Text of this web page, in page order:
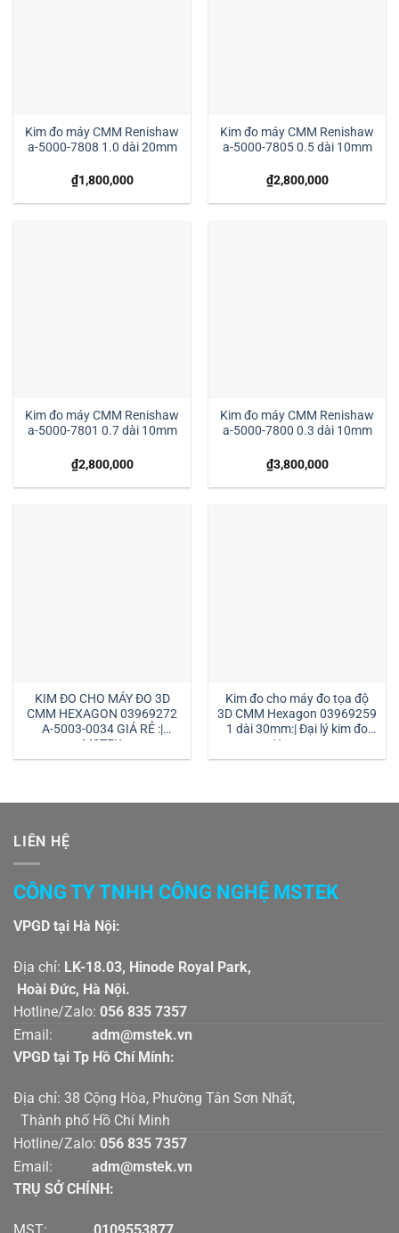
Kim đo máy CMM Renishaw
a-5000-7808 1.0 dài 20mm
₫1,800,000
Kim đo máy CMM Renishaw
a-5000-7805 0.5 dài 10mm
₫2,800,000
Kim đo máy CMM Renishaw
a-5000-7801 0.7 dài 10mm
₫2,800,000
Kim đo máy CMM Renishaw
a-5000-7800 0.3 dài 10mm
₫3,800,000
KIM ĐO CHO MÁY ĐO 3D
CMM HEXAGON 03969272
A-5003-0034 GIÁ RẺ :|
MSTEK
Kim đo cho máy đo tọa độ
3D CMM Hexagon 03969259
1 dài 30mm:| Đại lý kim đo
Hexagon
LIÊN HỆ
CÔNG TY TNHH CÔNG NGHỆ MSTEK
VPGD tại Hà Nội:
Địa chỉ: LK-18.03, Hinode Royal Park,
Hoài Đức, Hà Nội.
Hotline/Zalo: 056 835 7357
Email:
adm@mstek.vn
VPGD tại Tp Hồ Chí Mính:
Địa chỉ: 38 Cộng Hòa, Phường Tân Sơn Nhất,
Thành phố Hồ Chí Minh
Hotline/Zalo: 056 835 7357
Email:
adm@mstek.vn
TRỤ SỞ CHÍNH:
MST: 0109553877